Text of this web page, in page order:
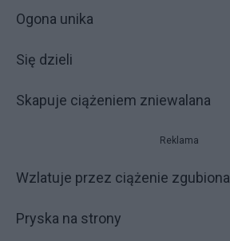
Ogona unika
Się dzieli
Skapuje ciążeniem zniewalana
Reklama
Wzlatuje przez ciążenie zgubiona
Pryska na strony